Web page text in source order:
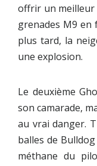
offrir un meilleur
grenades M9 en
plus tard, la
une explosion.
Le deuxième
son camarade,
au vrai danger.
balles de
méthane du